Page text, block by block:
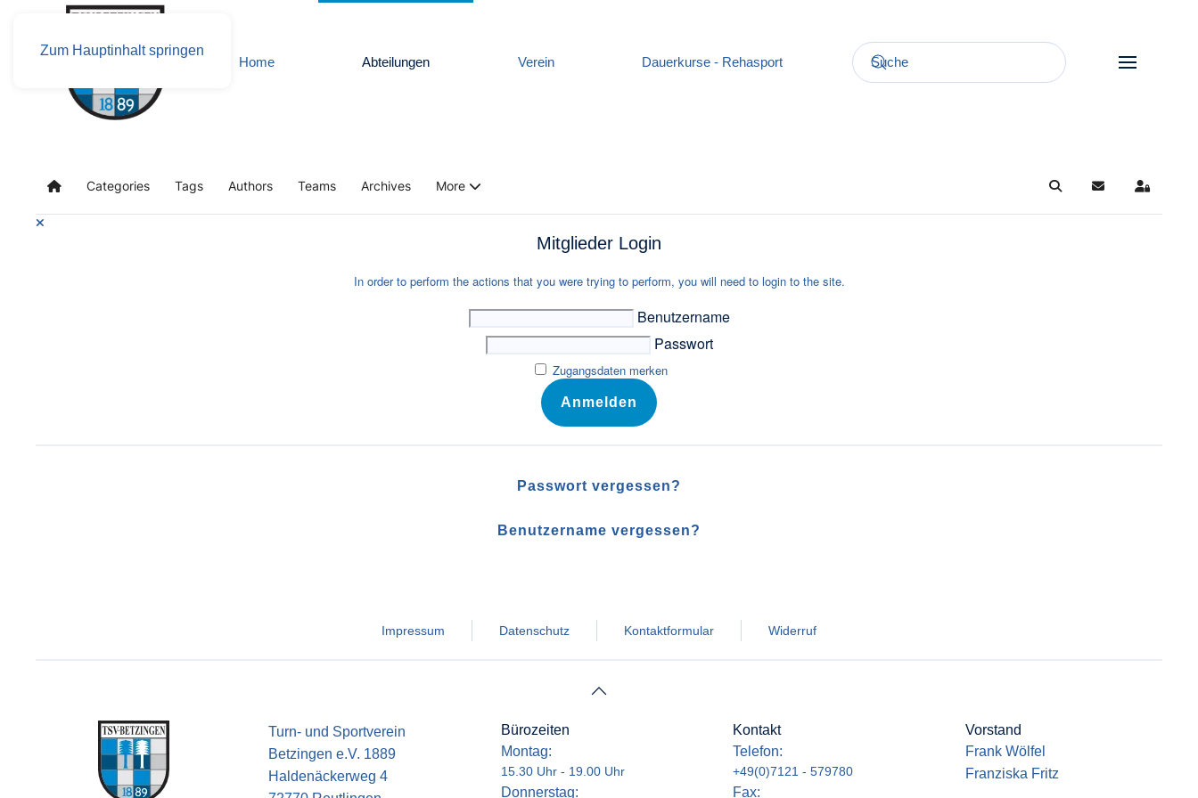
Zum Hauptinhalt springen
Home Abteilungen Verein Dauerkurse - Rehasport
Home Categories Tags Authors Teams Archives More SearchUpdatesSign In
Mitglieder Login
In order to perform the actions that you were trying to perform, you will need to login to the site.
Benutzername
Passwort
Zugangsdaten merken
Anmelden
Passwort vergessen?
Benutzername vergessen?
Impressum Datenschutz Kontaktformular Widerruf
Turn- und Sportverein
Betzingen e.V. 1889
Haldenäckerweg 4
Bürozeiten
Montag:
15.30 Uhr - 19.00 Uhr
Donnerstag:
Kontakt
Telefon:
+49(0)7121 - 579780
Fax:
Vorstand
Frank Wölfel
Franziska Fritz